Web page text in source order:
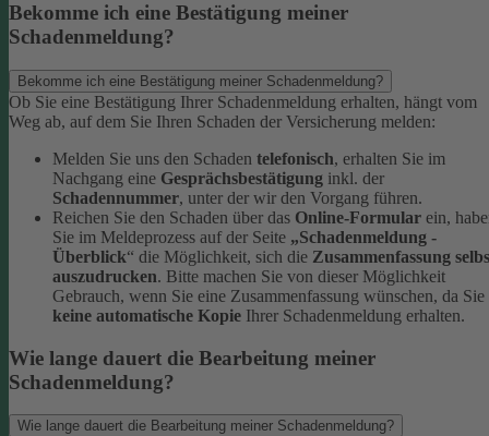
Bekomme ich eine Bestätigung meiner
Schadenmeldung?
Bekomme ich eine Bestätigung meiner Schadenmeldung?
Ob Sie eine Bestätigung Ihrer Schadenmeldung erhalten, hängt vom
Weg ab, auf dem Sie Ihren Schaden der Versicherung melden:
Melden Sie uns den Schaden telefonisch, erhalten Sie im
Nachgang eine Gesprächsbestätigung inkl. der
Schadennummer, unter der wir den Vorgang führen.
Reichen Sie den Schaden über das Online-Formular ein,
Sie im Meldeprozess auf der Seite „Schadenmeldung -
Überblick“ die Möglichkeit, sich die Zusammenfassung
auszudrucken. Bitte machen Sie von dieser Möglichkeit
Gebrauch, wenn Sie eine Zusammenfassung wünschen, da Sie
keine automatische Kopie Ihrer Schadenmeldung erhalten.
Wie lange dauert die Bearbeitung meiner
Schadenmeldung?
Wie lange dauert die Bearbeitung meiner Schadenmeldung?